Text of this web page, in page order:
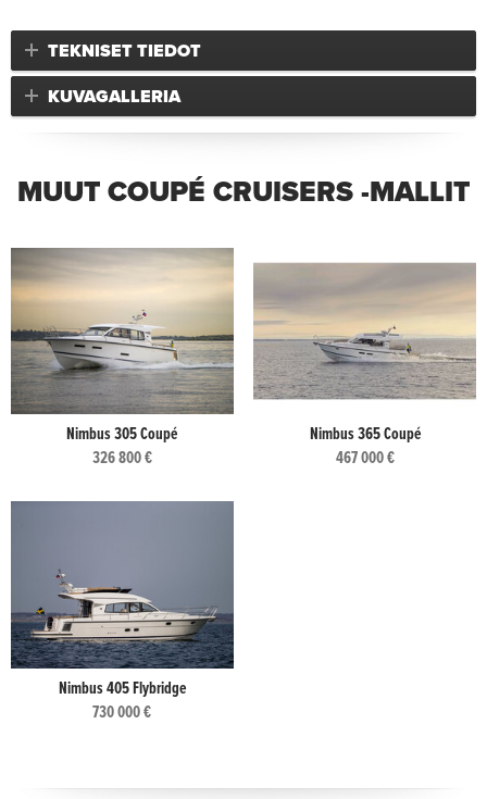
TEKNISET TIEDOT
KUVAGALLERIA
MUUT COUPÉ CRUISERS -MALLIT
Nimbus 305 Coupé
326 800 €
Nimbus 365 Coupé
467 000 €
Nimbus 405 Flybridge
730 000 €